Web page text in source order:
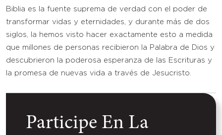
Biblia es la fuente suprema de verdad con el poder de
transformar vidas y eternidades, y durante más de dos
siglos, la hemos visto hacer exactamente esto a medida
que millones de personas recibieron la Palabra de Dios y
descubrieron la poderosa esperanza de las Escrituras y
la promesa de nuevas vida a través de Jesucristo.
Participe En La